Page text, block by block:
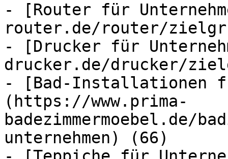
- [Router für
router.de/router/
- [Drucker für
drucker.de/drucker/
- [Bad-Installationen
(https://www.prima-
badezimmermoebel.de/
unternehmen) (66)